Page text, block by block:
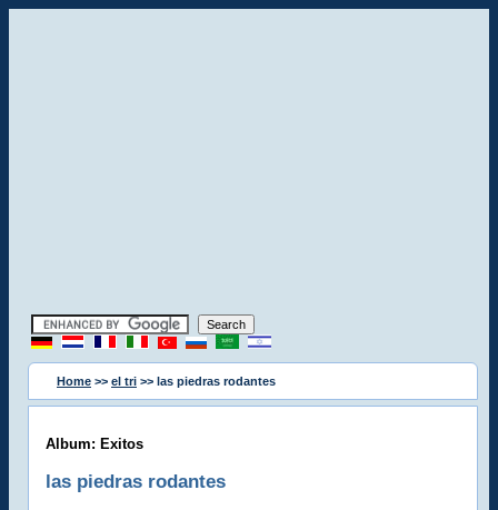
Home >> el tri >> las piedras rodantes
Album: Exitos
las piedras rodantes